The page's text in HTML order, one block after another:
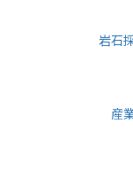
岩石
産